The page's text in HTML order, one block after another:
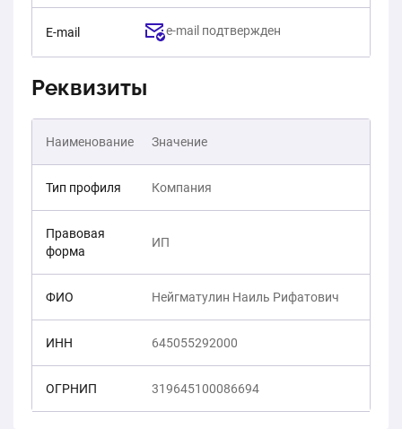
E-mail e-mail подтвержден
Реквизиты
Наименование Значение
Тип профиля Компания
Правовая
форма
ИП
ФИО Нейгматулин Наиль Рифатович
ИНН 645055292000
ОГРНИП 319645100086694